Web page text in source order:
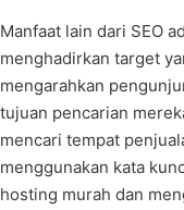
Manfaat lain dari SEO
menghadirkan target
mengarahkan
tujuan pencarian
mencari tempat
menggunakan kata
hosting murah dan